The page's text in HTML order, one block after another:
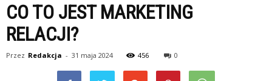
CO TO JEST MARKETING
RELACJI?
Przez Redakcja - 31 maja 2024 456 0